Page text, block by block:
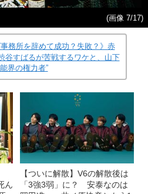
(画像 7/17)
事務所を辞めて成功？失敗？》赤
谷すばるが苦戦するワケと、山下
界の権力者”
ん
【ついに解散】V6の解散後は
「3強3弱」に？ 安泰なのは